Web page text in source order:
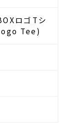
ロゴTシ
Tee)